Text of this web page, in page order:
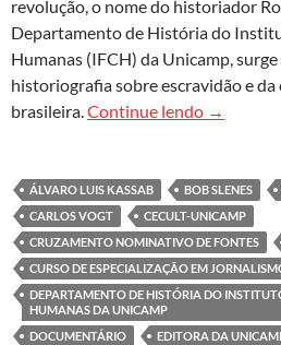
revolução, o nome do historiador
Departamento de História do
Humanas (IFCH) da Unicamp,
historiografia sobre escravidão e
brasileira.Continue lendo →
ÁLVARO LUIS KASSAB BOB SLENES
CARLOS VOGT
CECULT-UNICAMP
CRUZAMENTO NOMINATIVO DE FONTES
CURSO DE ESPECIALIZAÇÃO EM
DEPARTAMENTO DE HISTÓRIA DO
HUMANAS DA UNICAMP
DOCUMENTÁRIO
EDITORA DA